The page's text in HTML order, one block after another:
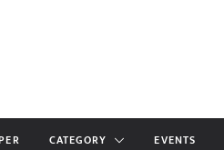
CATEGORY EVENTS